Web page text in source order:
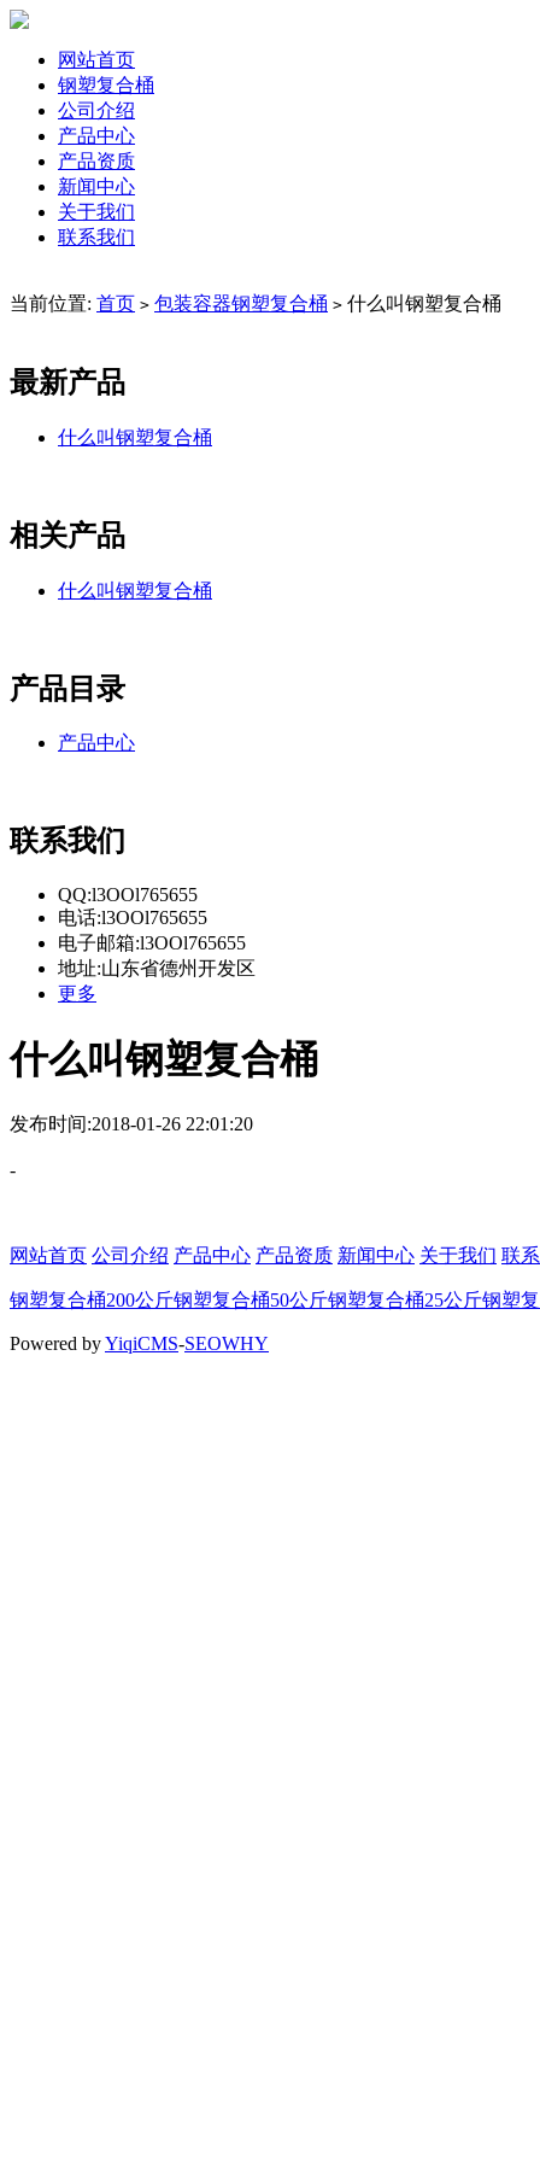
网站首页
钢塑复合桶
公司介绍
产品中心
产品资质
新闻中心
关于我们
联系我们
当前位置: 首页 > 包装容器钢塑复合桶 > 什么叫钢塑复合桶
最新产品
什么叫钢塑复合桶
相关产品
什么叫钢塑复合桶
产品目录
产品中心
联系我们
QQ:l3OOl765655
电话:l3OOl765655
电子邮箱:l3OOl765655
地址:山东省德州开发区
更多
什么叫钢塑复合桶
发布时间:2018-01-26 22:01:20
-
网站首页 公司介绍 产品中心 产品资质 新闻中心 关于我们 联
钢塑复合桶200公斤钢塑复合桶50公斤钢塑复合桶25公斤钢塑
Powered byYiqiCMS-SEOWHY